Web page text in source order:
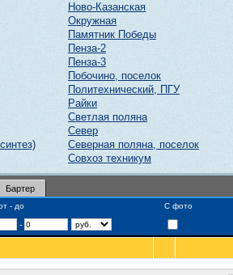
Ново-Казанская
Окружная
Памятник Победы
Пенза-2
Пенза-3
Побочино, поселок
Политехнический, ПГУ
Райки
Светлая поляна
Север
Северная поляна, поселок
Совхоз техникум
Бартер
- до С фото
-